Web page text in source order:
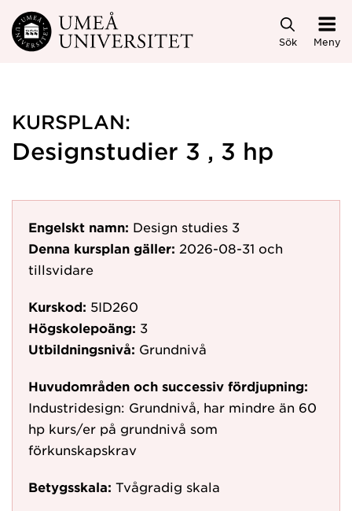
Hoppa direkt till innehållet
Sök Meny
KURSPLAN:
Designstudier 3 , 3 hp
Engelskt namn: Design studies 3
Denna kursplan gäller: 2026-08-31 och
tillsvidare
Kurskod: 5ID260
Högskolepoäng: 3
Utbildningsnivå: Grundnivå
Huvudområden och successiv fördjupning:
Industridesign: Grundnivå, har mindre än 60
hp kurs/er på grundnivå som
förkunskapskrav
Betygsskala: Tvågradig skala